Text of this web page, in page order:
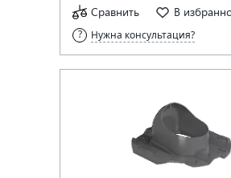
Сравнить В
Нужна консультация?